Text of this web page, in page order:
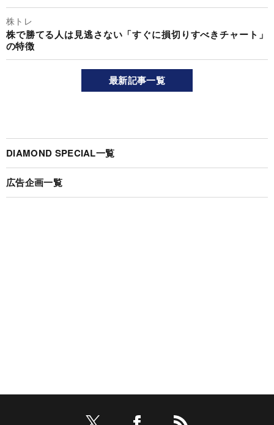
株トレ
株で勝てる人は見逃さない「すぐに損切りすべきチャート」
の特徴
最新記事一覧
DIAMOND SPECIAL一覧
広告企画一覧